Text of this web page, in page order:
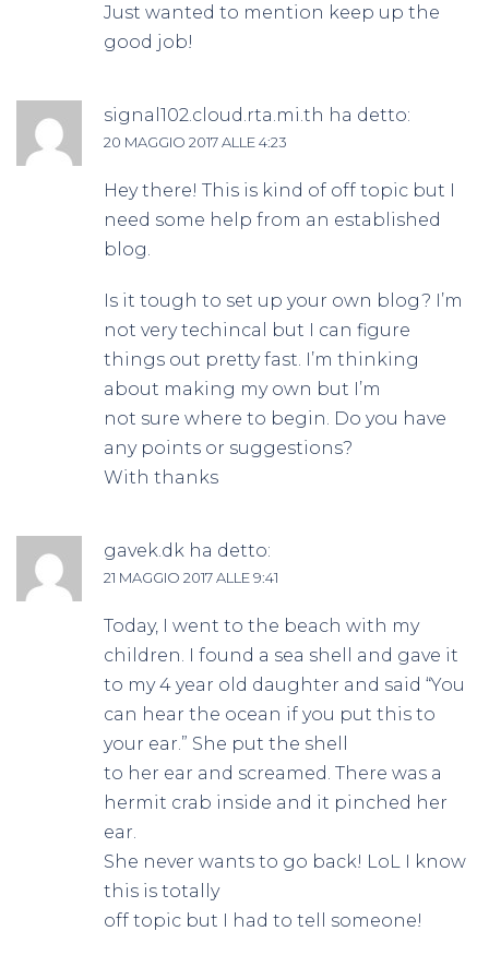
Just wanted to mention keep up the
good job!
signal102.cloud.rta.mi.th ha detto:
20 MAGGIO 2017 ALLE 4:23
Hey there! This is kind of off topic but I
need some help from an established
blog.
Is it tough to set up your own blog? I’m
not very techincal but I can figure
things out pretty fast. I’m thinking
about making my own but I’m
not sure where to begin. Do you have
any points or suggestions?
With thanks
gavek.dk ha detto:
21 MAGGIO 2017 ALLE 9:41
Today, I went to the beach with my
children. I found a sea shell and gave it
to my 4 year old daughter and said “You
can hear the ocean if you put this to
your ear.” She put the shell
to her ear and screamed. There was a
hermit crab inside and it pinched her
ear.
She never wants to go back! LoL I know
this is totally
off topic but I had to tell someone!